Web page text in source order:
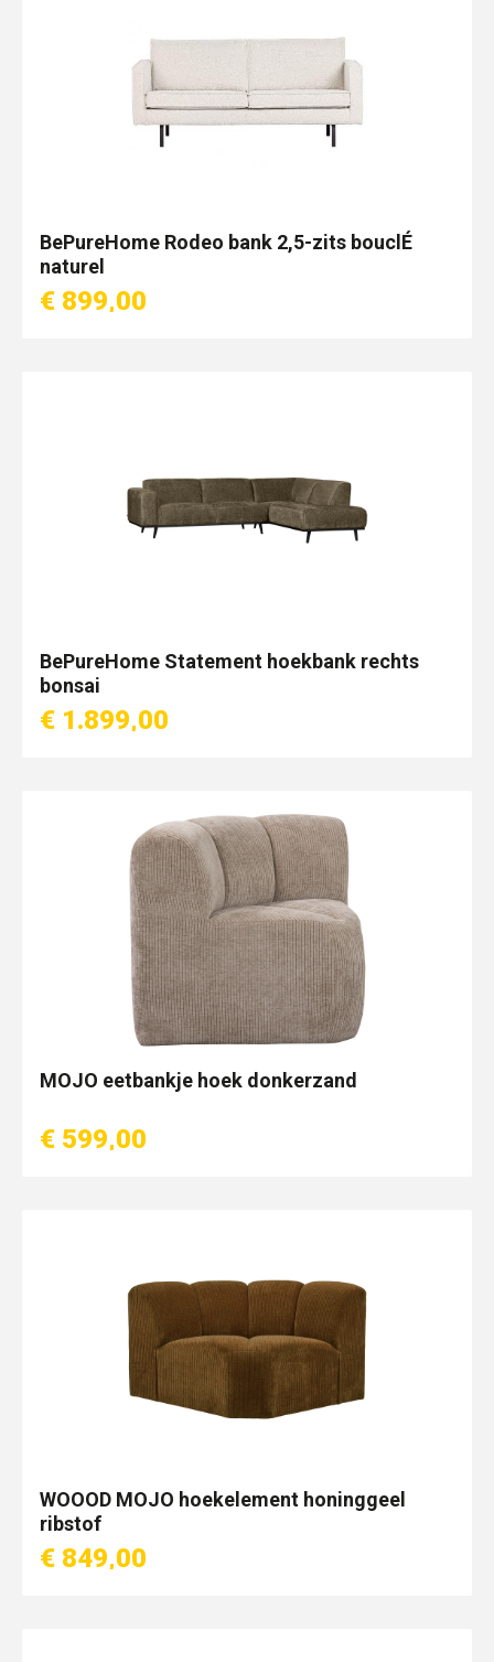
BePureHome Rodeo bank 2,5-zits bouclÉ
naturel
€ 899,00
BePureHome Statement hoekbank rechts
bonsai
€ 1.899,00
MOJO eetbankje hoek donkerzand
€ 599,00
WOOOD MOJO hoekelement honinggeel
ribstof
€ 849,00